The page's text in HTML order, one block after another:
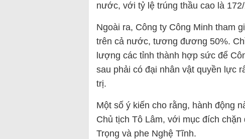
nước, với tỷ lệ trúng thầu cao là
Ngoài ra, Công ty Công Minh tham
trên cả nước, tương đương 50%.
lượng các tỉnh thành hợp sức để
sau phải có đại nhân vật quyền lực
trị.
Một số ý kiến cho rằng, hành động
Chủ tịch Tô Lâm, với mục đích
Trọng và phe Nghệ Tĩnh.